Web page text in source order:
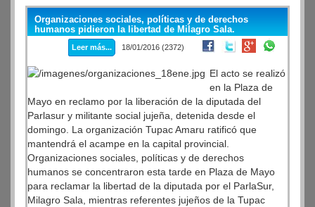
Organizaciones sociales, políticas y de derechos
humanos pidieron la libertad de Milagro Sala.
Leer más... 18/01/2016 (2372)
El acto se realizó
en la Plaza de
Mayo en reclamo por la liberación de la diputada del
Parlasur y militante social jujeña, detenida desde el
domingo. La organización Tupac Amaru ratificó que
mantendrá el acampe en la capital provincial.
Organizaciones sociales, políticas y de derechos
humanos se concentraron esta tarde en Plaza de Mayo
para reclamar la libertad de la diputada por el ParlaSur,
Milagro Sala, mientras referentes jujeños de la Tupac